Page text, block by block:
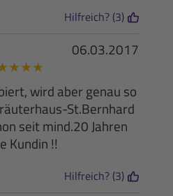
Hilfreich? (3)
06.03.2017
★★★
wird aber genau so
St.Bernhard
seit mind.20 Jahren
Kundin !!
Hilfreich? (3)